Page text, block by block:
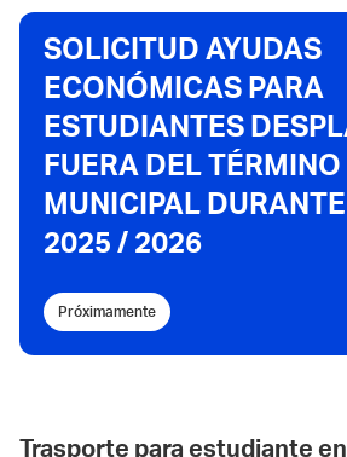
SOLICITUD AYUDAS
ECONÓMICAS PARA
ESTUDIANTES
FUERA DEL TÉRMINO
MUNICIPAL
2025 / 2026
Próximamente
Trasporte para estudiante